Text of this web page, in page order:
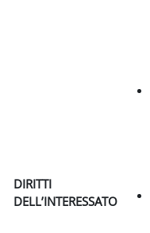
DIRITTI
DELL’INTERESSATO